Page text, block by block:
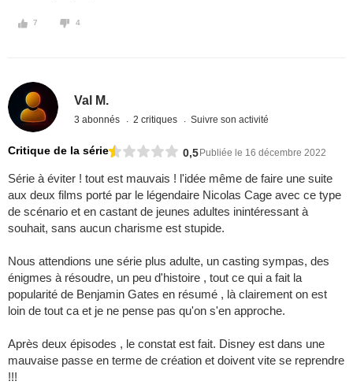
7 4
Val M.
3 abonnés 2 critiques Suivre son activité
Critique de la série 0,5Publiée le 16 décembre 2022
Série à éviter ! tout est mauvais ! l'idée même de faire une suite
aux deux films porté par le légendaire Nicolas Cage avec ce type
de scénario et en castant de jeunes adultes inintéressant à
souhait, sans aucun charisme est stupide.
Nous attendions une série plus adulte, un casting sympas, des
énigmes à résoudre, un peu d'histoire , tout ce qui a fait la
popularité de Benjamin Gates en résumé , là clairement on est
loin de tout ca et je ne pense pas qu'on s'en approche.
Après deux épisodes , le constat est fait. Disney est dans une
mauvaise passe en terme de création et doivent vite se reprendre
!!!